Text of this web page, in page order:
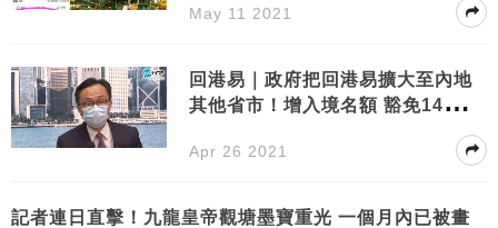
May 11 2021
回港易｜政府把回港易擴大至內地
其他省市！增入境名額 豁免14天強
Apr 26 2021
記者連日直擊！九龍皇帝觀塘墨寶重光 一個月內已被畫